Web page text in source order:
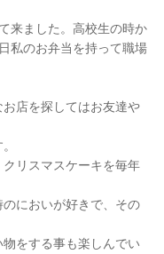
来ました。高校生の時か
私のお弁当を持って職場
店を探してはお友達や
リスマスケーキを毎年
においが好きで、その
をする事も楽しんでい